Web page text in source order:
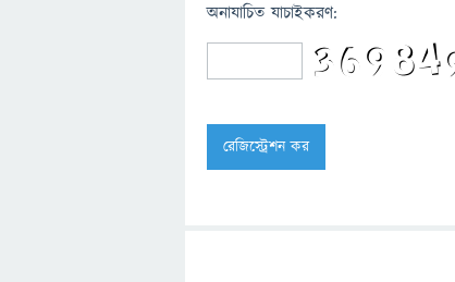
অনাযাচিত যাচাইকরণ: